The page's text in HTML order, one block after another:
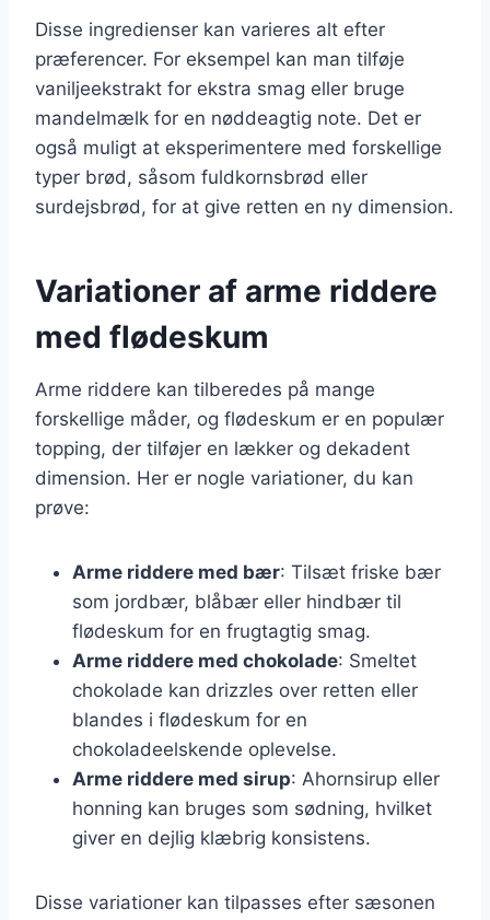
Disse ingredienser kan varieres alt efter
præferencer. For eksempel kan man tilføje
vaniljeekstrakt for ekstra smag eller bruge
mandelmælk for en nøddeagtig note. Det er
også muligt at eksperimentere med forskellige
typer brød, såsom fuldkornsbrød eller
surdejsbrød, for at give retten en ny dimension.
Variationer af arme riddere
med flødeskum
Arme riddere kan tilberedes på mange
forskellige måder, og flødeskum er en populær
topping, der tilføjer en lækker og dekadent
dimension. Her er nogle variationer, du kan
prøve:
Arme riddere med bær: Tilsæt friske bær
som jordbær, blåbær eller hindbær til
flødeskum for en frugtagtig smag.
Arme riddere med chokolade: Smeltet
chokolade kan drizzles over retten eller
blandes i flødeskum for en
chokoladeelskende oplevelse.
Arme riddere med sirup: Ahornsirup eller
honning kan bruges som sødning, hvilket
giver en dejlig klæbrig konsistens.
Disse variationer kan tilpasses efter sæsonen